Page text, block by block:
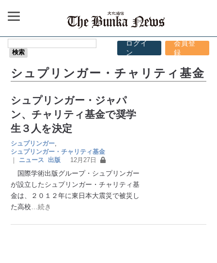
ログイ
ン
会員登
録
シュプリンガー・チャリティ基金
シュプリンガー・ジャパ
ン、チャリティ基金で奨学
生３人を決定
シュプリンガー
シュプリンガー・チャリティ基金
｜
ニュース 出版 12月27日
国際学術出版グループ・シュプリンガー
が設立したシュプリンガー・チャリティ基
金は、２０１２年に東日本大震災で被災し
た高校 …続き